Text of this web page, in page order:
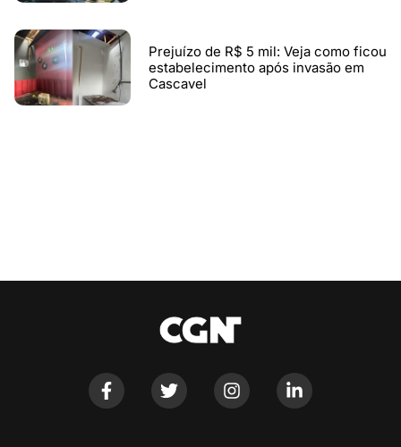
Prejuízo de R$ 5 mil: Veja como ficou
estabelecimento após invasão em
Cascavel